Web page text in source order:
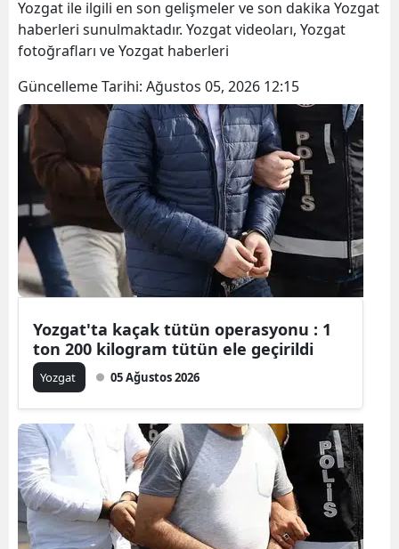
Antalya
Balıkesir
Bilecik
Bingöl
Bitlis
Bolu
Çankırı
Çorum
Denizli
Diyarbakır
Yozgat ile ilgili en son gelişmeler ve son dakika Yozgat
haberleri sunulmaktadır. Yozgat videoları, Yozgat
fotoğrafları ve Yozgat haberleri
Güncelleme Tarihi: Ağustos 05, 2026 12:15
Yozgat'ta kaçak tütün operasyonu : 1
ton 200 kilogram tütün ele geçirildi
Yozgat 05 Ağustos 2026